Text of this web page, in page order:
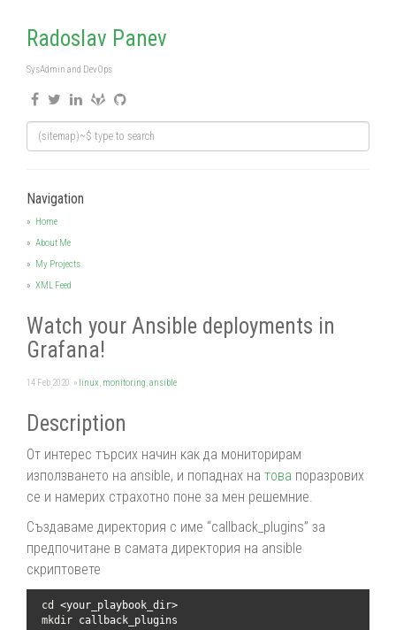
Radoslav Panev
SysAdmin and DevOps
Navigation
Home
About Me
My Projects
XML Feed
Watch your Ansible deployments in
Grafana!
14 Feb 2020 » linux, monitoring,ansible
Description
От интерес търсих начин как да мониторирам
използването на ansible, и попаднах на това поразрових
се и намерих страхотно поне за мен решемние.
Създаваме директория с име “callback_plugins” за
предпочитане в самата директория на ansible
скриптовете
cd
<your_playbook_dir>
mkdir callback_plugins